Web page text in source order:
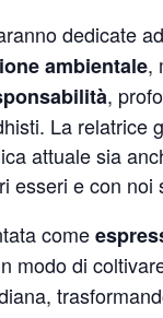
dedicate
ambientale,
,
La relatrice
attuale sia
esseri e con noi
come
modo di